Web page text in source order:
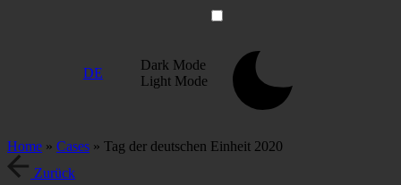
DE
Dark Mode
Light Mode
Home » Cases » Tag der deutschen Einheit 2020
Zurück